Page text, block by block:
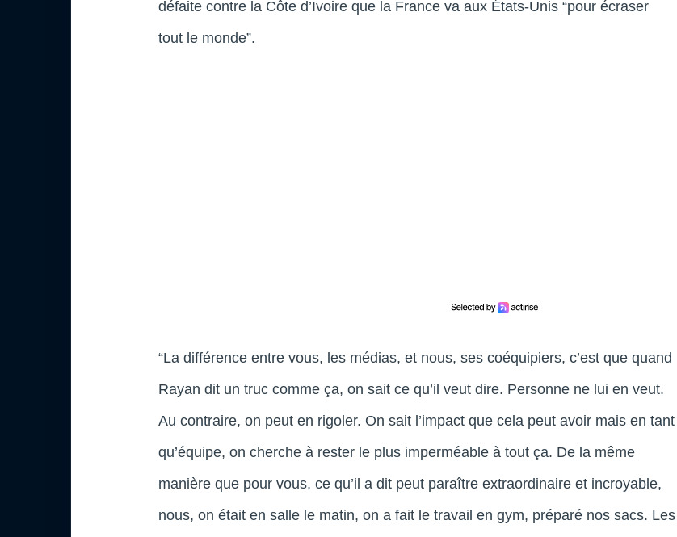
défaite contre la Côte d’Ivoire que la France va aux États-Unis “pour écraser
tout le monde”.
“La différence entre vous, les médias, et nous, ses coéquipiers, c’est que quand
Rayan dit un truc comme ça, on sait ce qu’il veut dire. Personne ne lui en veut.
Au contraire, on peut en rigoler. On sait l’impact que cela peut avoir mais en tant
qu’équipe, on cherche à rester le plus imperméable à tout ça. De la même
manière que pour vous, ce qu’il a dit peut paraître extraordinaire et incroyable,
nous, on était en salle le matin, on a fait le travail en gym, préparé nos sacs. Les